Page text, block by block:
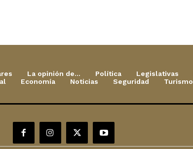
La opinión de… Política Legislativas
Economía Noticias Seguridad Turismo